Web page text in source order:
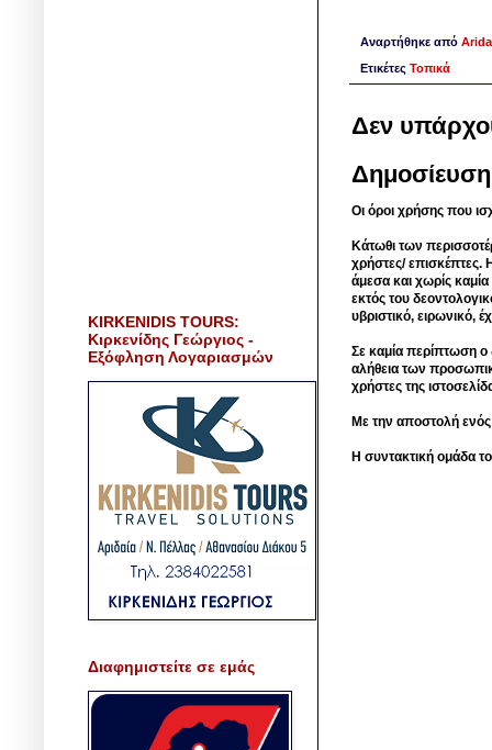
Αναρτήθηκε από
Ετικέτες Τοπικά
Δεν
Οι όροι χρήσης που
Κάτωθι των
χρήστες/ επισκέπτες.
άμεσα και χωρίς
εκτός του
υβριστικό, ειρωνικό,
Σε καμία περίπτωση ο
αλήθεια των
χρήστες της
Με την αποστολή
Η συντακτική ομάδα
KIRKENIDIS TOURS:
Κιρκενίδης Γεώργιος -
Εξόφληση Λογαριασμών
Διαφημιστείτε σε εμάς